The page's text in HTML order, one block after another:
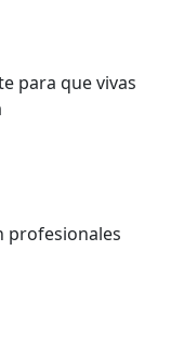
para que vivas
profesionales